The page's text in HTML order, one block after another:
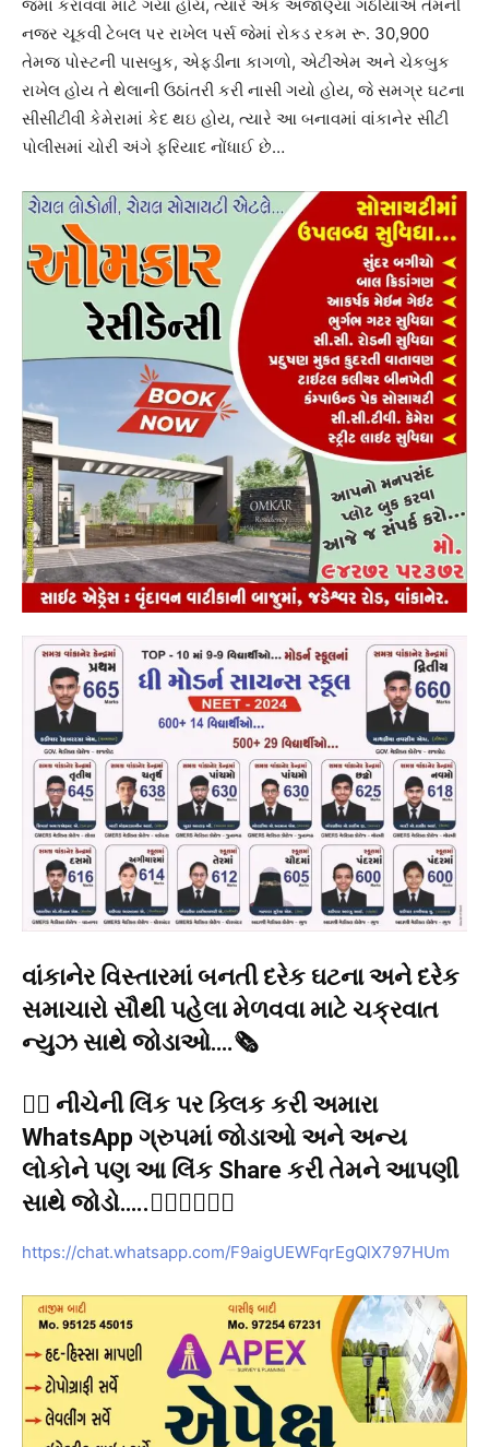
જમા કરાવવા માટે ગયા હોય, ત્યારે એક અજાણ્યા ગઠીયાએ તેમની
નજર ચૂકવી ટેબલ પર રાખેલ પર્સ જેમાં રોકડ રકમ રૂ. 30,900
તેમજ પોસ્ટની પાસબુક, એફડીના કાગળો, એટીએમ અને ચેકબુક
રાખેલ હોય તે થેલાની ઉઠાંતરી કરી નાસી ગયો હોય, જે સમગ્ર ઘટના
સીસીટીવી કેમેરામાં કેદ થઇ હોય, ત્યારે આ બનાવમાં વાંકાનેર સીટી
પોલીસમાં ચોરી અંગે ફરિયાદ નોંધાઈ છે…
વાંકાનેર વિસ્તારમાં બનતી દરેક ઘટના અને દરેક
સમાચારો સૌથી પહેલા મેળવવા માટે ચક્રવાત
ન્યુઝ સાથે જોડાઓ….🗞️
👉🏻 નીચેની લિંક પર ક્લિક કરી અમારા
WhatsApp ગ્રુપમાં જોડાઓ અને અન્ય
લોકોને પણ આ લિંક Share કરી તેમને આપણી
સાથે જોડો…..👇🏻👇🏻👇🏻
https://chat.whatsapp.com/F9aigUEWFqrEgQlX797HUm